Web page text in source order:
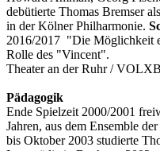
debütierte Thomas Bremser
in der Kölner Philharmonie.
2016/2017 "Die Möglichkeit
Rolle des "Vincent".
Theater an der Ruhr /
Pädagogik
Ende Spielzeit 2000/2001
Jahren, aus dem Ensemble
bis Oktober 2003 studierte